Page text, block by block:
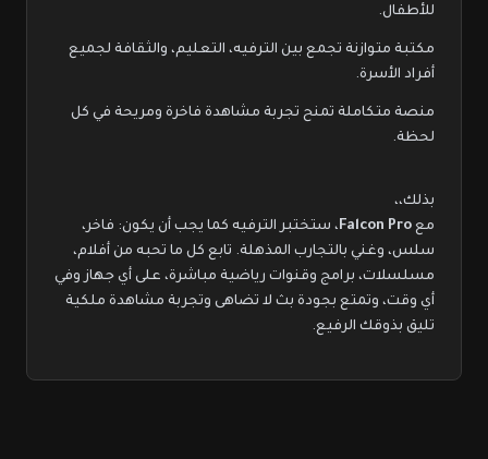
للأطفال.
مكتبة متوازنة تجمع بين الترفيه، التعليم، والثقافة لجميع
أفراد الأسرة.
منصة متكاملة تمنح تجربة مشاهدة فاخرة ومريحة في كل
لحظة.
بذلك،،
مع Falcon Pro، ستختبر الترفيه كما يجب أن يكون: فاخر،
سلس، وغني بالتجارب المذهلة. تابع كل ما تحبه من أفلام،
مسلسلات، برامج وقنوات رياضية مباشرة، على أي جهاز وفي
أي وقت، وتمتع بجودة بث لا تضاهى وتجربة مشاهدة ملكية
تليق بذوقك الرفيع.